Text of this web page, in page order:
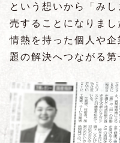
という想いから「み
売することになりまし
情熱を持った個人や
題の解決へつながる第